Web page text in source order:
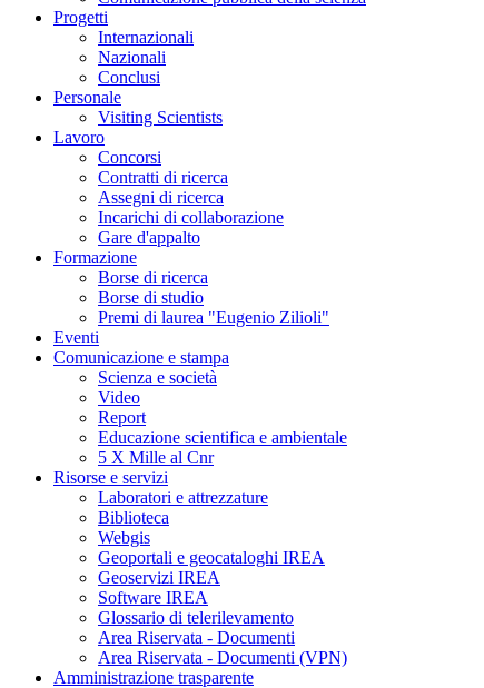
Progetti
Internazionali
Nazionali
Conclusi
Personale
Visiting Scientists
Lavoro
Concorsi
Contratti di ricerca
Assegni di ricerca
Incarichi di collaborazione
Gare d'appalto
Formazione
Borse di ricerca
Borse di studio
Premi di laurea "Eugenio Zilioli"
Eventi
Comunicazione e stampa
Scienza e società
Video
Report
Educazione scientifica e ambientale
5 X Mille al Cnr
Risorse e servizi
Laboratori e attrezzature
Biblioteca
Webgis
Geoportali e geocataloghi IREA
Geoservizi IREA
Software IREA
Glossario di telerilevamento
Area Riservata - Documenti
Area Riservata - Documenti (VPN)
Amministrazione trasparente